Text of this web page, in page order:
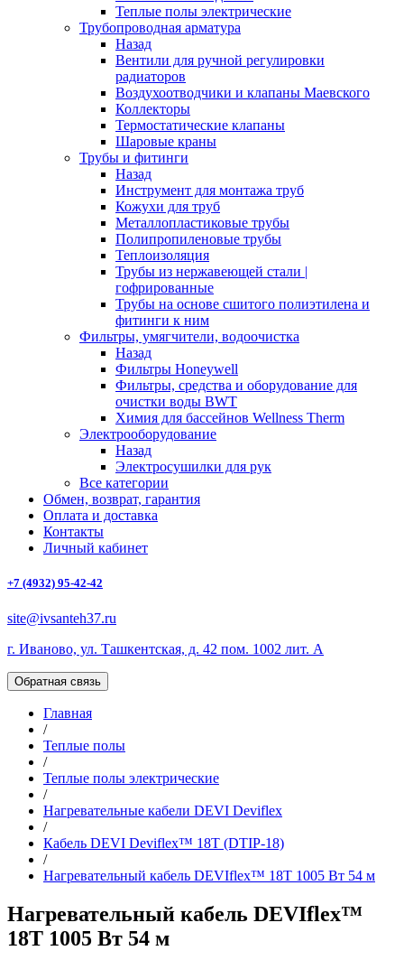
Теплые полы электрические
Трубопроводная арматура
Назад
Вентили для ручной регулировки
радиаторов
Воздухоотводчики и клапаны Маевского
Коллекторы
Термостатические клапаны
Шаровые краны
Трубы и фитинги
Назад
Инструмент для монтажа труб
Кожухи для труб
Металлопластиковые трубы
Полипропиленовые трубы
Теплоизоляция
Трубы из нержавеющей стали |
гофрированные
Трубы на основе сшитого полиэтилена и
фитинги к ним
Фильтры, умягчители, водоочистка
Назад
Фильтры Honeywell
Фильтры, средства и оборудование для
очистки воды BWT
Химия для бассейнов Wellness Therm
Электрооборудование
Назад
Электросушилки для рук
Все категории
Обмен, возврат, гарантия
Оплата и доставка
Контакты
Личный кабинет
+7 (4932) 95-42-42
site@ivsanteh37.ru
г. Иваново, ул. Ташкентская, д. 42 пом. 1002 лит. А
Обратная связь
Главная
/
Теплые полы
/
Теплые полы электрические
/
Нагревательные кабели DEVI Deviflex
/
Кабель DEVI Deviflex™ 18Т (DTIP-18)
/
Нагревательный кабель DEVIflex™ 18T 1005 Вт 54 м
Нагревательный кабель DEVIflex™
18T 1005 Вт 54 м